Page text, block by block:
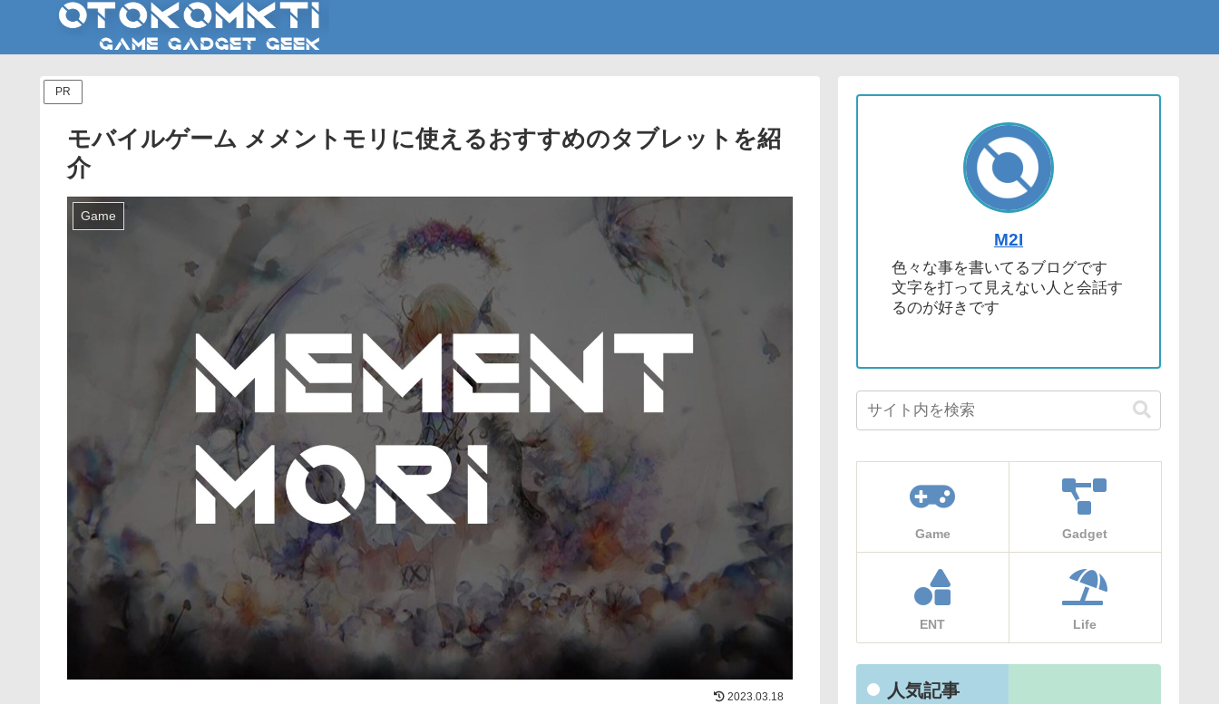
PR
モバイルゲーム メメントモリに使えるおすすめのタブレットを紹
介
Game
2023.03.18
M2I
色々な事を書いてるブログです
文字を打って見えない人と会話す
るのが好きです
Game Gadget
ENT Life
人気記事